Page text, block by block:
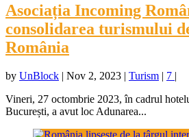
Asociația Incoming
consolidarea turismului
România
by UnBlock | Nov 2, 2023 | Turism | 7 |
Vineri, 27 octombrie 2023, în cadrul
București, a avut loc Adunarea...